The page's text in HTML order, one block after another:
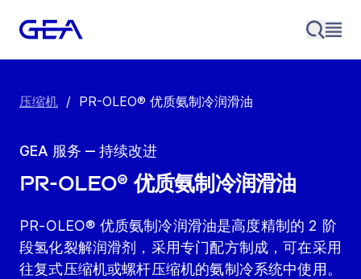
压缩机 / PR-OLEO® 优质氨制冷润滑油
GEA 服务 ‒ 持续改进
PR-OLEO® 优质氨制冷润滑油
PR-OLEO® 优质氨制冷润滑油是高度精制的 2 阶
段氢化裂解润滑剂，采用专门配方制成，可在采用
往复式压缩机或螺杆压缩机的氨制冷系统中使用。